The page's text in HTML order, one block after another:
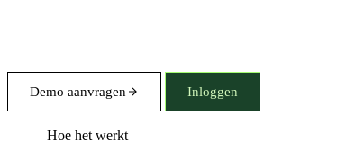
Demo aanvragen Inloggen
Hoe het werkt